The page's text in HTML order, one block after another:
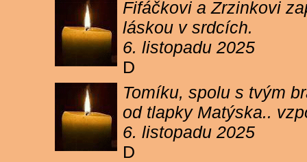
Fifáčkovi a Zrzinkovi
láskou v srdcích.
6. listopadu 2025
D
Tomíku, spolu s tvým
od tlapky Matýska..
6. listopadu 2025
D